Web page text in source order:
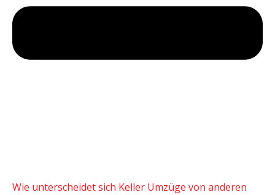
Wie unterscheidet sich Keller Umzüge von anderen